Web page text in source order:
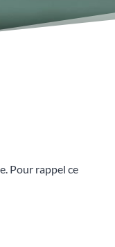
Pour rappel ce